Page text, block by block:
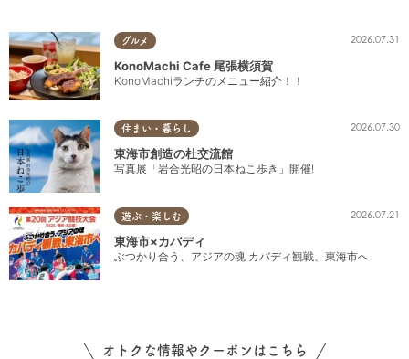
グルメ 2026.07.31
KonoMachi Cafe 尾張横須賀
KonoMachiランチのメニュー紹介！！
住まい・暮らし 2026.07.30
東海市創造の杜交流館
写真展「岩合光昭の日本ねこ歩き」開催!
遊ぶ・楽しむ 2026.07.21
東海市×カバディ
ぶつかり合う、アジアの魂 カバディ観戦、東海市へ
オトクな情報やクーポンはこちら